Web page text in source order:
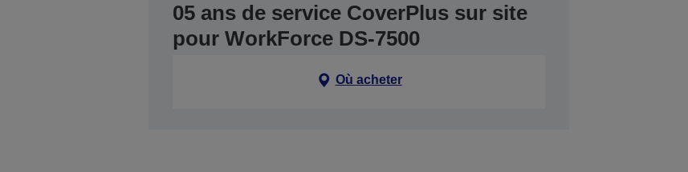
05 ans de service CoverPlus sur site
pour WorkForce DS-7500
Où acheter